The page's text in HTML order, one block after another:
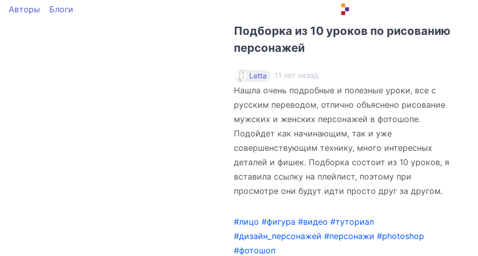
Авторы Блоги
Подборка из 10 уроков по рисованию
персонажей
Letta 11 лет назад
Нашла очень подробные и полезные уроки, все с
русским переводом, отлично объяснено рисование
мужских и женских персонажей в фотошопе.
Подойдет как начинающим, так и уже
совершенствующим технику, много интересных
деталей и фишек. Подборка состоит из 10 уроков, я
вставила ссылку на плейлист, поэтому при
просмотре они будут идти просто друг за другом.
#лицо #фигура #видео #туториал
#дизайн_персонажей #персонажи #photoshop
#фотошоп